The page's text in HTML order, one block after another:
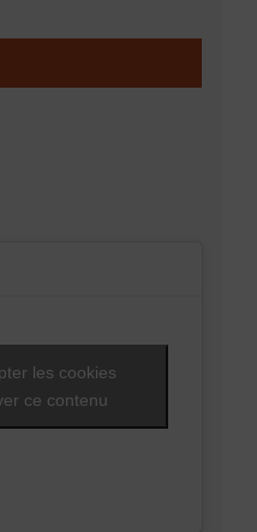
les cookies
ce contenu